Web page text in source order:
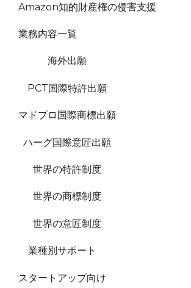
Amazon知的財産権の侵害支援
業務内容一覧
海外出願
PCT国際特許出願
マドプロ国際商標出願
ハーグ国際意匠出願
世界の特許制度
世界の商標制度
世界の意匠制度
業種別サポート
スタートアップ向け